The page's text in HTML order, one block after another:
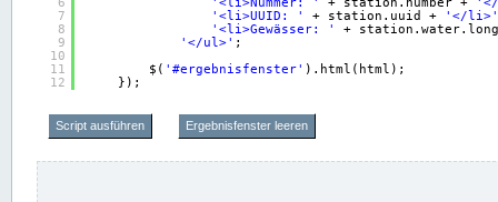
7
8
9
10
11
12
'<li>UUID: '
+ station.uuid +
'</li>'
'<li>Gewässer: '
+
'</ul>' ;
$( '#ergebnisfenster' ).html(html);
});
Script ausführen Ergebnisfenster leeren